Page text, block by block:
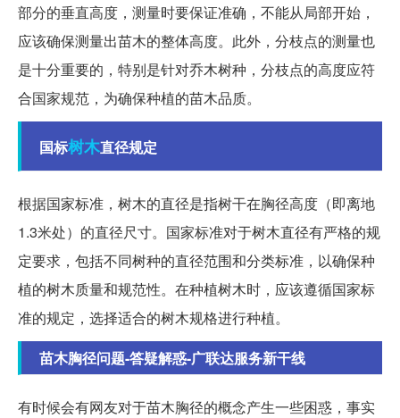
部分的垂直高度，测量时要保证准确，不能从局部开始，
应该确保测量出苗木的整体高度。此外，分枝点的测量也
是十分重要的，特别是针对乔木树种，分枝点的高度应符
合国家规范，为确保种植的苗木品质。
国标树木直径规定
根据国家标准，树木的直径是指树干在胸径高度（即离地
1.3米处）的直径尺寸。国家标准对于树木直径有严格的规
定要求，包括不同树种的直径范围和分类标准，以确保种
植的树木质量和规范性。在种植树木时，应该遵循国家标
准的规定，选择适合的树木规格进行种植。
苗木胸径问题-答疑解惑-广联达服务新干线
有时候会有网友对于苗木胸径的概念产生一些困惑，事实